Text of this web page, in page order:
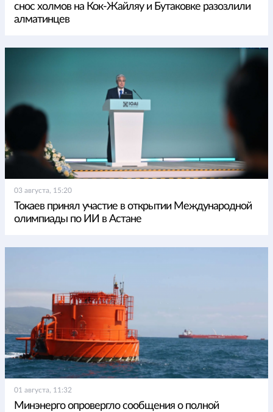
снос холмов на Кок-Жайляу и Бутаковке разозлили
алматинцев
03 августа, 15:20
Токаев принял участие в открытии Международной
олимпиады по ИИ в Астане
01 августа, 11:32
Минэнерго опровергло сообщения о полной